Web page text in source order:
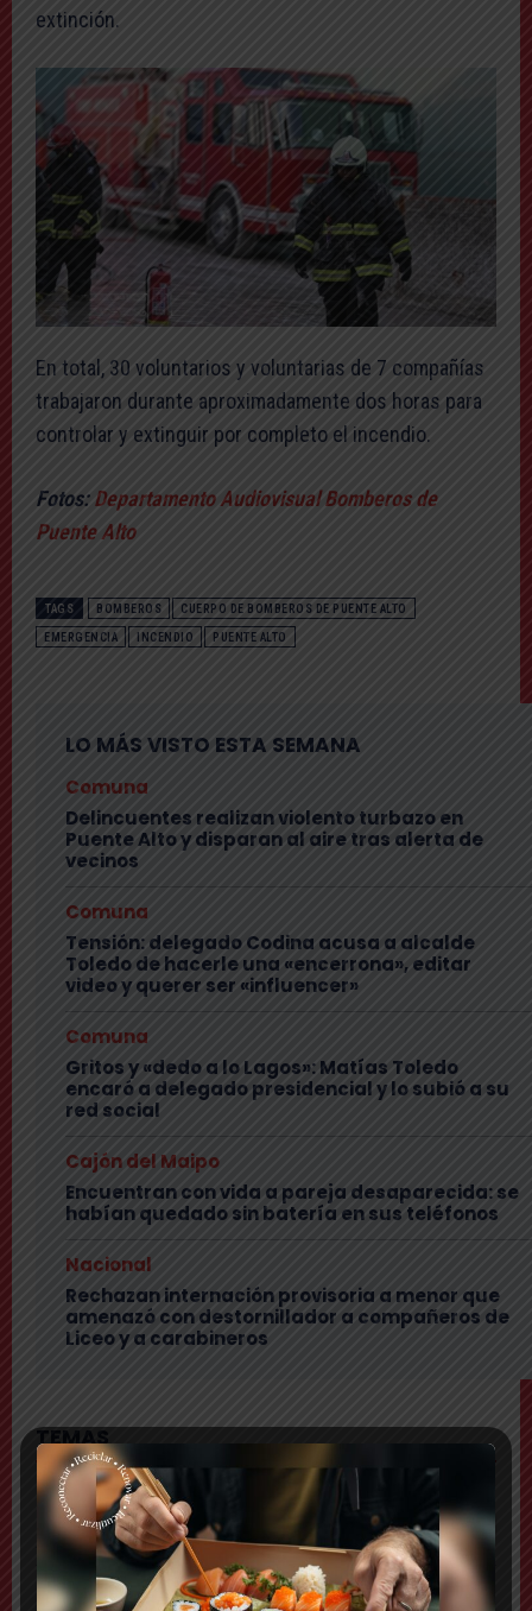
extinción.
En total, 30 voluntarios y voluntarias de 7 compañías
trabajaron durante aproximadamente dos horas para
controlar y extinguir por completo el incendio.
Fotos:Departamento Audiovisual Bomberos de
Puente Alto
TAGS BOMBEROS CUERPO DE BOMBEROS DE PUENTE ALTO
EMERGENCIA INCENDIO PUENTE ALTO
LO MÁS VISTO ESTA SEMANA
Comuna
Delincuentes realizan violento turbazo en
Puente Alto y disparan al aire tras alerta de
vecinos
Comuna
Tensión: delegado Codina acusa a alcalde
Toledo de hacerle una «encerrona», editar
video y querer ser «influencer»
Comuna
Gritos y «dedo a lo Lagos»: Matías Toledo
encaró a delegado presidencial y lo subió a su
red social
Cajón del Maipo
Encuentran con vida a pareja desaparecida: se
habían quedado sin batería en sus teléfonos
Nacional
Rechazan internación provisoria a menor que
amenazó con destornillador a compañeros de
Liceo y a carabineros
TEMAS
Comuna
Delincuentes realizan violento turbazo en Puente
Alto y disparan al aire tras alerta de vecinos
Comuna